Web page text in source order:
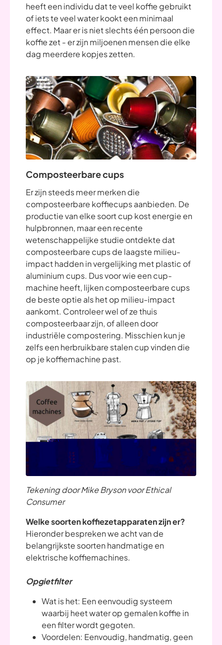
heeft een individu dat te veel koffie gebruikt
of iets te veel water kookt een minimaal
effect. Maar er is niet slechts één persoon die
koffie zet - er zijn miljoenen mensen die elke
dag meerdere kopjes zetten.
Composteerbare cups
Er zijn steeds meer merken die
composteerbare koffiecups aanbieden. De
productie van elke soort cup kost energie en
hulpbronnen, maar een recente
wetenschappelijke studie ontdekte dat
composteerbare cups de laagste milieu-
impact hadden in vergelijking met plastic of
aluminium cups. Dus voor wie een cup-
machine heeft, lijken composteerbare cups
de beste optie als het op milieu-impact
aankomt. Controleer wel of ze thuis
composteerbaar zijn, of alleen door
industriële compostering. Misschien kun je
zelfs een herbruikbare stalen cup vinden die
op je koffiemachine past.
Tekening door Mike Bryson voor Ethical
Consumer
Welke soorten koffiezetapparaten zijn er?
Hieronder bespreken we acht van de
belangrijkste soorten handmatige en
elektrische koffiemachines.
Opgietfilter
Wat is het: Een eenvoudig systeem
waarbij heet water op gemalen koffie in
een filter wordt gegoten.
Voordelen: Eenvoudig, handmatig, geen